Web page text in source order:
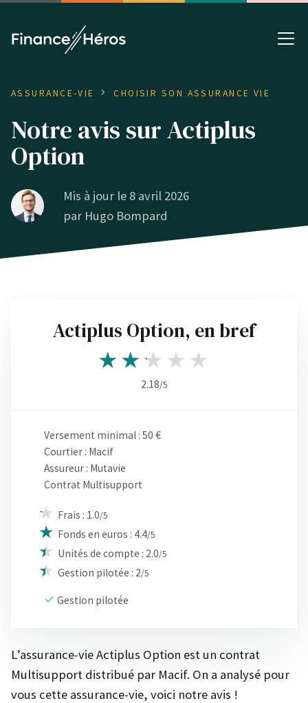
ASSURANCE-VIE CHOISIR SON ASSURANCE VIE
Notre avis sur Actiplus
Option
Mis à jour le 8 avril 2026
par Hugo Bompard
Actiplus Option, en bref
2.18/5
Versement minimal : 50 €
Courtier : Macif
Assureur : Mutavie
Contrat Multisupport
Frais : 1.0/5
Fonds en euros : 4.4/5
Unités de compte : 2.0/5
Gestion pilotée : 2/5
Gestion pilotée
L’assurance-vie Actiplus Option est un contrat
Multisupport distribué par Macif. On a analysé pour
vous cette assurance-vie, voici notre avis !